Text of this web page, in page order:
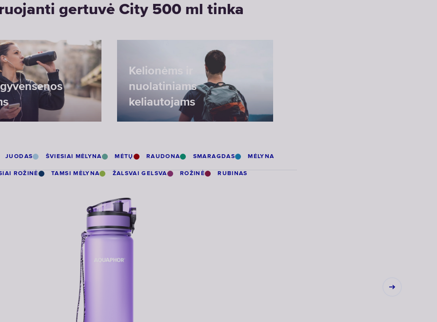
gertuvė City 500 ml tinka
Kelionėms ir
nuolatiniams
keliautojams
JUODAS ŠVIESIAI MĖLYNA MĖTŲ RAUDONA SMARAGDAS MĖLYNA
ROŽINĖ TAMSI MĖLYNA ŽALSVAI GELSVA ROŽINĖ RUBINAS